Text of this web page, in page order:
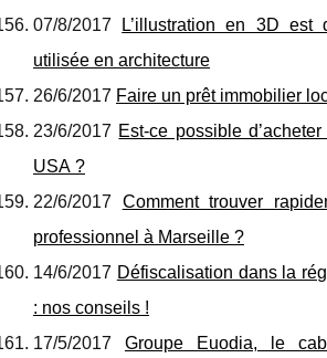
07/8/2017
L’illustration en 3D
utilisée en architecture
26/6/2017 Faire un prêt immobilier
23/6/2017 Est-ce possible
USA ?
22/6/2017 Comment trouver
professionnel à Marseille ?
14/6/2017 Défiscalisation dans la
: nos conseils !
17/5/2017 Groupe Euodia, le